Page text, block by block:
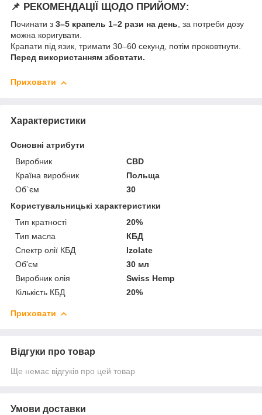
📌 РЕКОМЕНДАЦІЇ ЩОДО ПРИЙОМУ:
Починати з 3–5 крапель 1–2 рази на день, за потреби дозу
можна коригувати.
Крапати під язик, тримати 30–60 секунд, потім проковтнути.
Перед використанням збовтати.
Приховати
Характеристики
Основні атрибути
Виробник
CBD
Країна виробник
Польща
Об`єм
30
Користувальницькі характеристики
Тип кратності
20%
Тип масла
КБД
Спектр олії КБД
Izolate
Об'єм
30 мл
Виробник олія
Swiss Hemp
Кількість КБД
20%
Приховати
Відгуки про товар
Ще немає відгуків про цей товар
Умови доставки